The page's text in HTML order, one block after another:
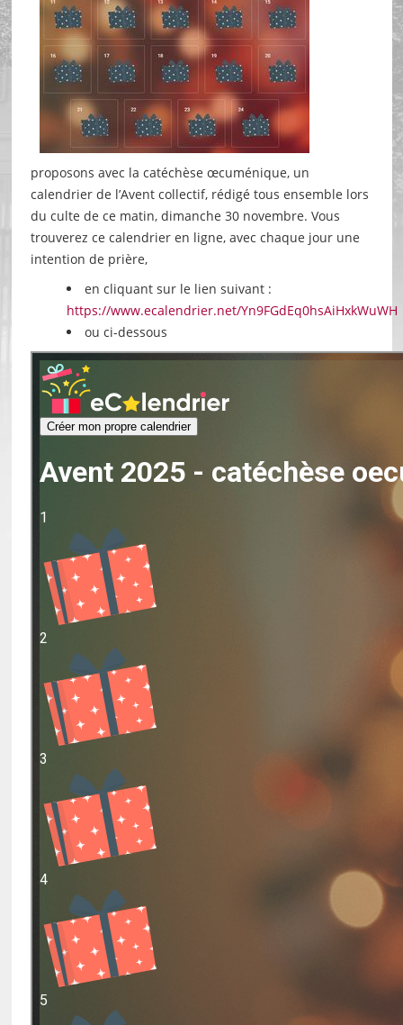
proposons avec la catéchèse œcuménique, un
calendrier de l’Avent collectif, rédigé tous ensemble lors
du culte de ce matin, dimanche 30 novembre. Vous
trouverez ce calendrier en ligne, avec chaque jour une
intention de prière,
en cliquant sur le lien suivant :
https://www.ecalendrier.net/Yn9FGdEq0hsAiHxkWuWH
ou ci-dessous